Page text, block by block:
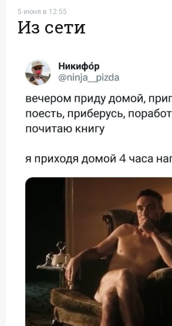
5 июня в 12:55
Из сети